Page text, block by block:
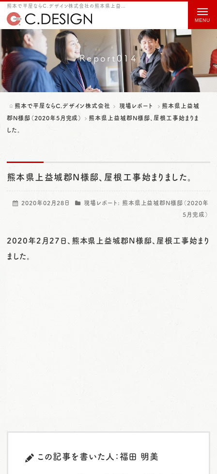
熊本で平屋ならC.デザイン株式会社の熊本県上益城郡N様邸、屋根工事始まりました。をご紹介
Report014
熊本で平屋ならC.デザイン株式会社 現場レポート
熊本県上益城
郡N様邸（2020年5月完成）
熊本県上益城郡N様邸、屋根工事始まりま
した。
熊本県上益城郡N様邸、屋根工事始まりました。
2020年02月28日 現場レポート: 熊本県上益城郡N様邸（2020年
5月完成）
2020年2月27日、熊本県上益城郡N様邸、屋根工事始まり
ました。
この記事を書いた人：福田 明美
t
o
g
g
l
e
g
i
n